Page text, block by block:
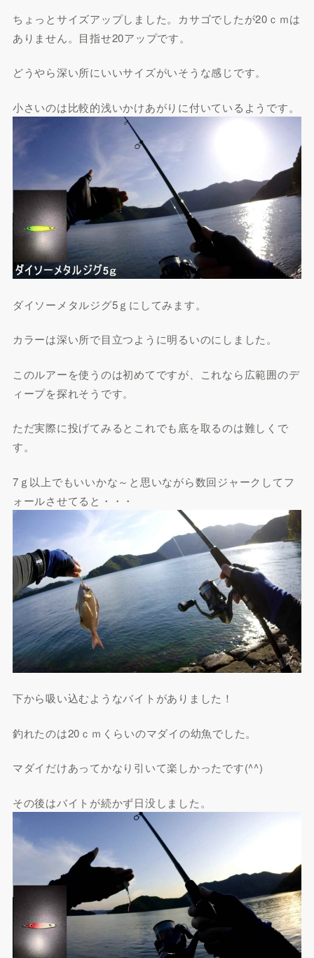
ちょっとサイズアップしました。カサゴでしたが20ｃｍは
ありません。目指せ20アップです。
どうやら深い所にいいサイズがいそうな感じです。
小さいのは比較的浅いかけあがりに付いているようです。
ダイソーメタルジグ5ｇにしてみます。
カラーは深い所で目立つように明るいのにしました。
このルアーを使うのは初めてですが、これなら広範囲のデ
ィープを探れそうです。
ただ実際に投げてみるとこれでも底を取るのは難しくで
す。
7ｇ以上でもいいかな～と思いながら数回ジャークしてフ
ォールさせてると・・・
下から吸い込むようなバイトがありました！
釣れたのは20ｃｍくらいのマダイの幼魚でした。
マダイだけあってかなり引いて楽しかったです(^^)
その後はバイトが続かず日没しました。